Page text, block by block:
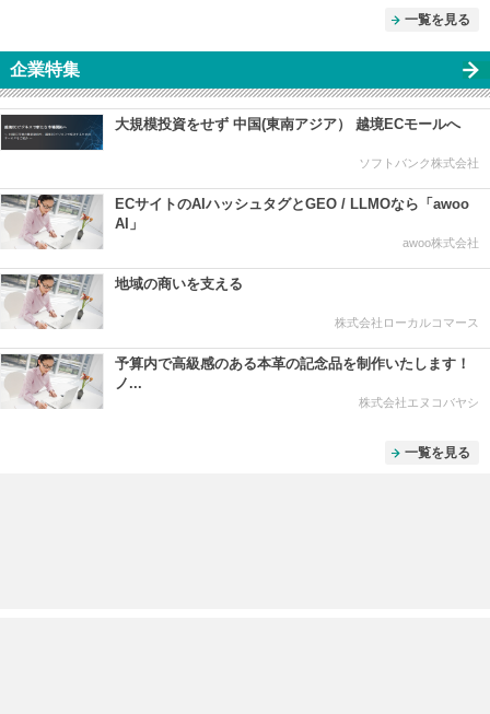
一覧を見る
企業特集
⼤規模投資をせず 中国(東南アジア） 越境ECモールへ
ソフトバンク株式会社
ECサイトのAIハッシュタグとGEO / LLMOなら「awoo
AI」
awoo株式会社
地域の商いを支える
株式会社ローカルコマース
予算内で高級感のある本革の記念品を制作いたします！
ノ...
株式会社エヌコバヤシ
一覧を見る